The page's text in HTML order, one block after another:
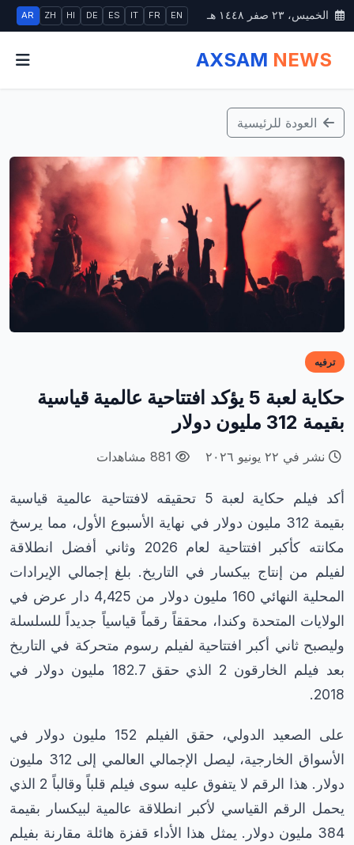
الخميس، ٢٣ صفر ١٤٤٨ هـ EN
FR
IT
ES
DE
HI
ZH
AR
AXSAM NEWS
العودة للرئيسية
ترفيه
حكاية لعبة 5 يؤكد افتتاحية عالمية قياسية
بقيمة 312 مليون دولار
نشر في ٢٢ يونيو ٢٠٢٦
أكد فيلم حكاية لعبة 5 تحقيقه لافتتاحية عالمية قياسية
بقيمة 312 مليون دولار في نهاية الأسبوع الأول، مما يرسخ
مكانته كأكبر افتتاحية لعام 2026 وثاني أفضل انطلاقة
لفيلم من إنتاج بيكسار في التاريخ. بلغ إجمالي الإيرادات
المحلية النهائي 160 مليون دولار من 4,425 دار عرض في
الولايات المتحدة وكندا، محققاً رقماً قياسياً جديداً للسلسلة
وليصبح ثاني أكبر افتتاحية لفيلم رسوم متحركة في التاريخ
بعد فيلم الخارقون 2 الذي حقق 182.7 مليون دولار في
2018.
على الصعيد الدولي، حقق الفيلم 152 مليون دولار في
الأسواق الخارجية، ليصل الإجمالي العالمي إلى 312 مليون
دولار. هذا الرقم لا يتفوق عليه سوى فيلم قلباً وقالباً 2 الذي
يحمل الرقم القياسي لأكبر انطلاقة عالمية لبيكسار بقيمة
384 مليون دولار. يمثل هذا الأداء قفزة هائلة مقارنة بفيلم